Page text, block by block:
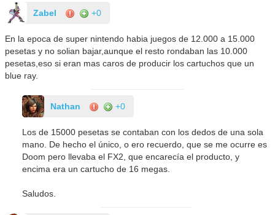
Zabel +0
En la epoca de super nintendo habia juegos de 12.000 a 15.000
pesetas y no solian bajar,aunque el resto rondaban las 10.000
pesetas,eso si eran mas caros de producir los cartuchos que un
blue ray.
Nathan +0
Los de 15000 pesetas se contaban con los dedos de una sola
mano. De hecho el único, o ero recuerdo, que se me ocurre es
Doom pero llevaba el FX2, que encarecía el producto, y
encima era un cartucho de 16 megas.
Saludos.